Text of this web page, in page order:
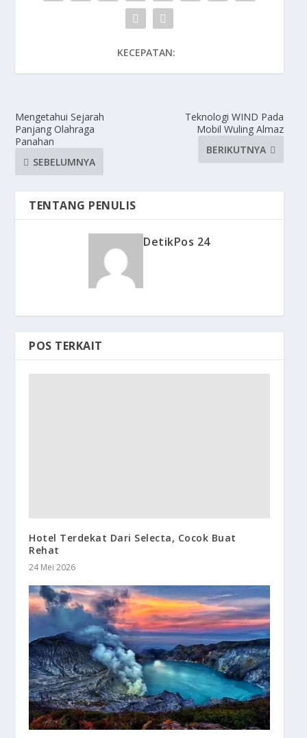
KECEPATAN:
Mengetahui Sejarah
Panjang Olahraga
Panahan
SEBELUMNYA
Teknologi WIND Pada
Mobil Wuling Almaz
BERIKUTNYA
TENTANG PENULIS
DetikPos 24
POS TERKAIT
Hotel Terdekat Dari Selecta, Cocok Buat
Rehat
24 Mei 2026